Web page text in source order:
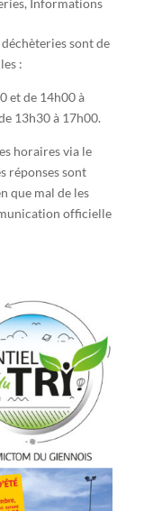
, Informations
sont de
:
et de 14h00 à
13h30 à 17h00.
horaires via le
réponses sont
que mal de les
officielle